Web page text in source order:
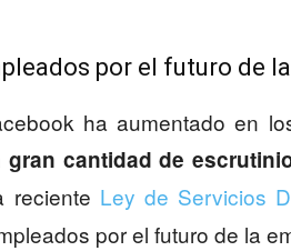
por el futuro de
ha aumentado en
cantidad de
reciente Ley de Servicios
por el futuro de la